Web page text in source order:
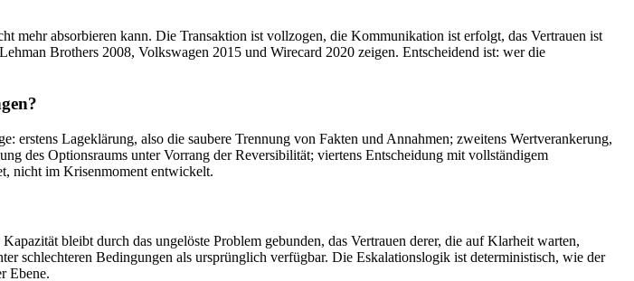
mehr absorbieren kann. Die Transaktion ist vollzogen, die Kommunikation ist erfolgt, das Vertrauen ist
Brothers 2008, Volkswagen 2015 und Wirecard 2020 zeigen. Entscheidend ist: wer die
Lageklärung, also die saubere Trennung von Fakten und Annahmen; zweitens Wertverankerung,
des Optionsraums unter Vorrang der Reversibilität; viertens Entscheidung mit vollständigem
nicht im Krisenmoment entwickelt.
bleibt durch das ungelöste Problem gebunden, das Vertrauen derer, die auf Klarheit warten,
schlechteren Bedingungen als ursprünglich verfügbar. Die Eskalationslogik ist deterministisch, wie der
Ebene.